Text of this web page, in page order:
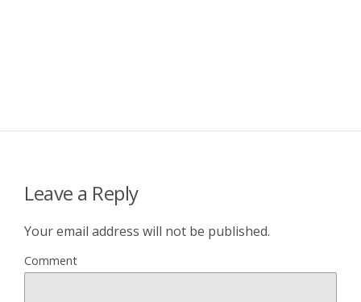
Leave a Reply
Your email address will not be published.
Comment